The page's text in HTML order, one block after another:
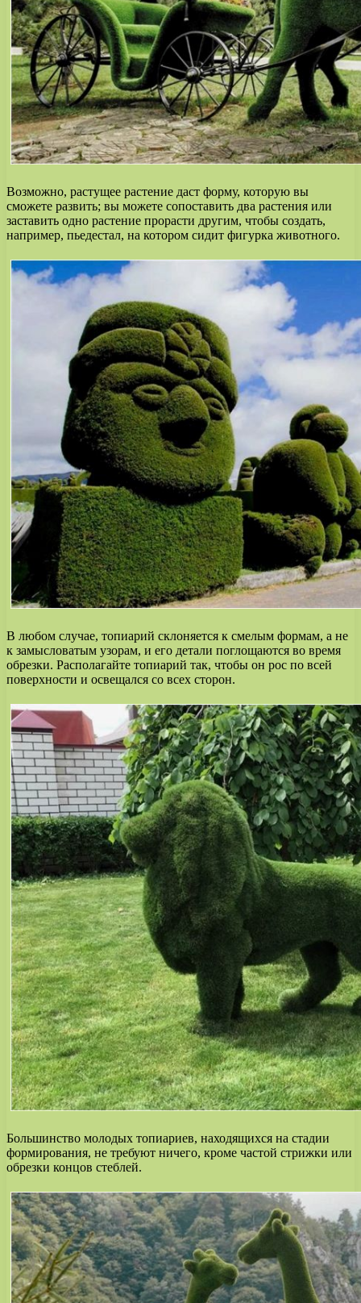
Возможно, растущее растение даст форму, которую вы
сможете развить; вы можете сопоставить два растения или
заставить одно растение прорасти другим, чтобы создать,
например, пьедестал, на котором сидит фигурка животного.
В любом случае, топиарий склоняется к смелым формам, а не
к замысловатым узорам, и его детали поглощаются во время
обрезки. Располагайте топиарий так, чтобы он рос по всей
поверхности и освещался со всех сторон.
Большинство молодых топиариев, находящихся на стадии
формирования, не требуют ничего, кроме частой стрижки или
обрезки концов стеблей.